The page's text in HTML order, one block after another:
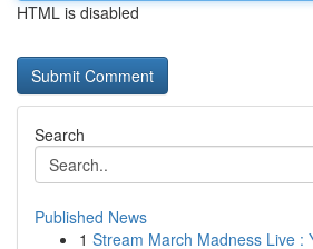
HTML is disabled
Search
Published News
1 Stream March Madness Live :